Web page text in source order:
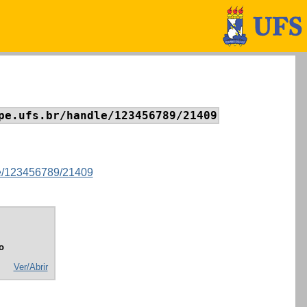
handle/123456789/21409
123456789/21409
Ver/Abrir